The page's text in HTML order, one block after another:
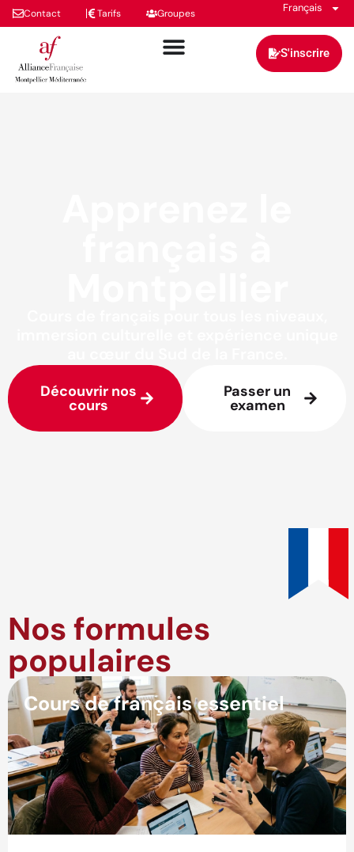
Contact Tarifs Groupes Français
S'inscrire
Découvrir nos
cours
Passer un
examen
Nos formules
populaires
Cours de français essentiel